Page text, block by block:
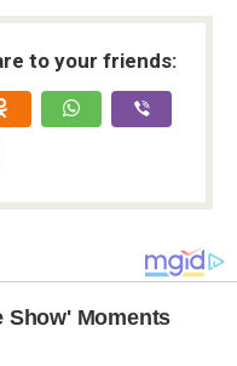
to your friends: